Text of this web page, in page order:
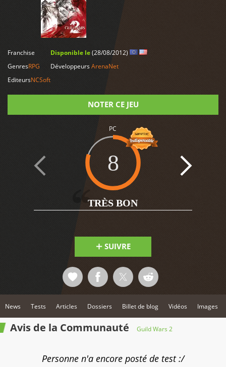
Franchise
GenresRPG
EditeursNCSoft
Disponible le(28/08/2012)
DéveloppeursArenaNet
NOTER CE JEU
PC
8
TRÈS BON
SUIVRE
News Tests Articles Dossiers Billet de blog Vidéos Images
Avis de la Communauté Guild Wars 2
Personne n'a encore posté de test :/